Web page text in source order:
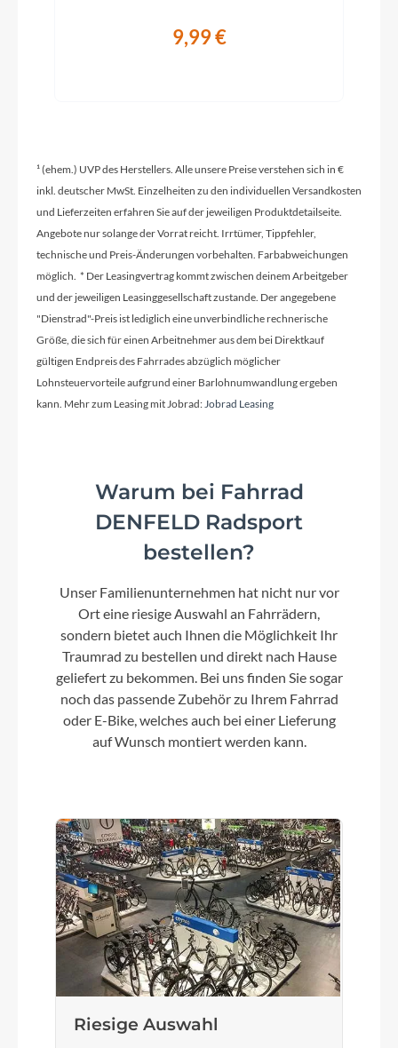
Rahmenmaterial
Aluminium
Kurbelgarnitur
FSA CK-320, 38t
Shimano Linkglide, CS-LG600-10, 11-43t
Farbe
Motor
Bosch Performance Line CX, Gen. 4, BES3, 250 W,
36 V, max. 25 km/h
Kette
Shimano Linkglide, CN-LG500
Rücklicht
B&M Toplight 2 C, LED
Vorderrad Nabe
Shimano HB-MT200, Centerlock, Disc,
Schnellspanner
B&M Dopp, 35 Lux, LED
9,99 €
¹ (ehem.) UVP des Herstellers. Alle unsere Preise verstehen sich in €
inkl. deutscher MwSt. Einzelheiten zu den individuellen Versandkosten
und Lieferzeiten erfahren Sie auf der jeweiligen Produktdetailseite.
Angebote nur solange der Vorrat reicht. Irrtümer, Tippfehler,
technische und Preis-Änderungen vorbehalten. Farbabweichungen
möglich. * Der Leasingvertrag kommt zwischen deinem Arbeitgeber
und der jeweiligen Leasinggesellschaft zustande. Der angegebene
"Dienstrad"-Preis ist lediglich eine unverbindliche rechnerische
Größe, die sich für einen Arbeitnehmer aus dem bei Direktkauf
gültigen Endpreis des Fahrrades abzüglich möglicher
Lohnsteuervorteile aufgrund einer Barlohnumwandlung ergeben
kann. Mehr zum Leasing mit Jobrad:Jobrad Leasing
Warum bei Fahrrad
DENFELD Radsport
bestellen?
Unser Familienunternehmen hat nicht nur vor
Ort eine riesige Auswahl an Fahrrädern,
sondern bietet auch Ihnen die Möglichkeit Ihr
Traumrad zu bestellen und direkt nach Hause
geliefert zu bekommen. Bei uns finden Sie sogar
noch das passende Zubehör zu Ihrem Fahrrad
oder E-Bike, welches auch bei einer Lieferung
auf Wunsch montiert werden kann.
Riesige Auswahl